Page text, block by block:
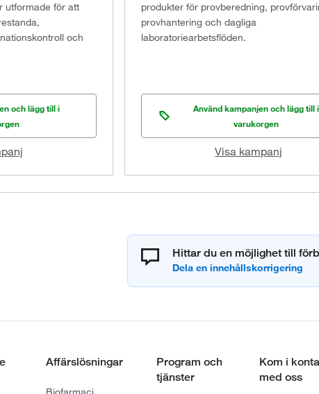
utformade för att
och
och lägg till i
produkter för provberedning,
provhantering och dagliga
laboratoriearbetsflöden.
Använd kampanjen och lägg till i
varukorgen
Visa kampanj
Hittar du en möjlighet till
Affärslösningar
Program och
tjänster
Kom i
med oss